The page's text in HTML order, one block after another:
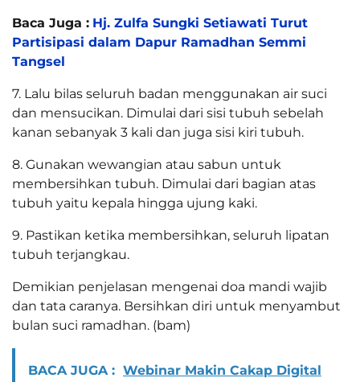
Baca Juga : Hj. Zulfa Sungki Setiawati Turut
Partisipasi dalam Dapur Ramadhan Semmi
Tangsel
7. Lalu bilas seluruh badan menggunakan air suci
dan mensucikan. Dimulai dari sisi tubuh sebelah
kanan sebanyak 3 kali dan juga sisi kiri tubuh.
8. Gunakan wewangian atau sabun untuk
membersihkan tubuh. Dimulai dari bagian atas
tubuh yaitu kepala hingga ujung kaki.
9. Pastikan ketika membersihkan, seluruh lipatan
tubuh terjangkau.
Demikian penjelasan mengenai doa mandi wajib
dan tata caranya. Bersihkan diri untuk menyambut
bulan suci ramadhan. (bam)
BACA JUGA : Webinar Makin Cakap Digital